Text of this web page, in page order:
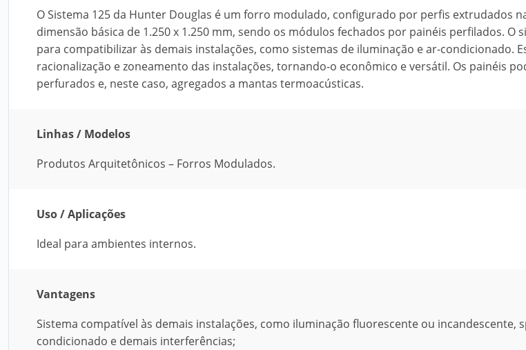
O Sistema 125 da Hunter Douglas é um forro modulado, configurado por perfis extrudados
dimensão básica de 1.250 x 1.250 mm, sendo os módulos fechados por painéis perfilados. O
para compatibilizar às demais instalações, como sistemas de iluminação e ar-condicionado.
racionalização e zoneamento das instalações, tornando-o econômico e versátil. Os painéis
perfurados e, neste caso, agregados a mantas termoacústicas.
Linhas / Modelos
Produtos Arquitetônicos – Forros Modulados.
Uso / Aplicações
Ideal para ambientes internos.
Vantagens
Sistema compatível às demais instalações, como iluminação fluorescente ou incandescente,
condicionado e demais interferências;